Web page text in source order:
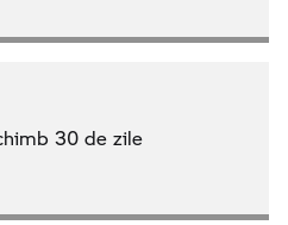
30 de zile